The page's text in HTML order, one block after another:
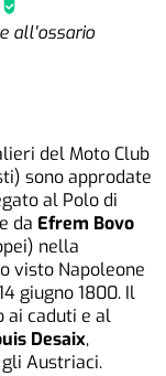
all'ossario
del Moto Club
sono approdate
al Polo di
da Efrem Bovo
nella
visto Napoleone
giugno 1800. Il
ai caduti e al
Desaix,
Austriaci.